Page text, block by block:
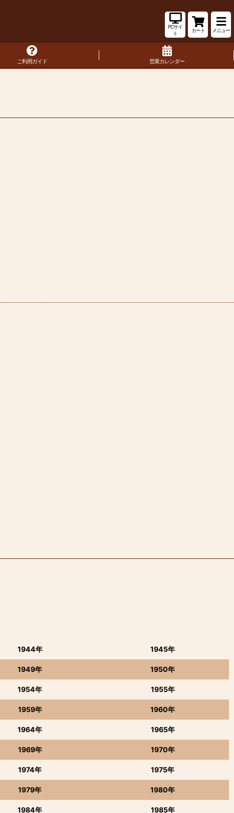
PCサイ
ト
カート メニュー
ご利用ガイド 営業カレンダー
1944年 1945年
1949年 1950年
1954年 1955年
1959年 1960年
1964年 1965年
1969年 1970年
1974年 1975年
1979年 1980年
1984年 1985年